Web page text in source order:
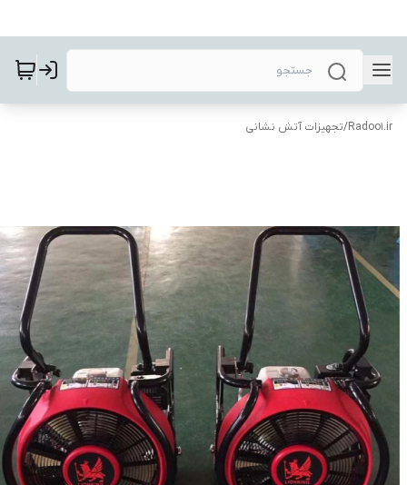
Radoo1.ir
/تجهیزات آتش نشانی